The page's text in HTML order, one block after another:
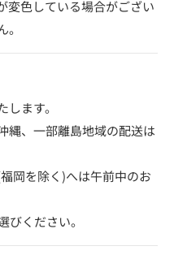
変色している場合がござい
ます。
縄、一部離島地域の配送は
岡を除く)へは午前中のお
ください。